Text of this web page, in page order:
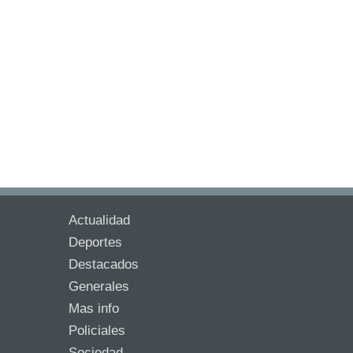
Actualidad
Deportes
Destacados
Generales
Mas info
Policiales